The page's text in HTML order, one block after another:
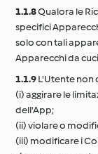
1.1.8Qualora le
specifici
solo con tali
Apparecchi da
1.1.9L'Utente non
(i) aggirare le
dell'App;
(ii) violare o
(iii) modificare i